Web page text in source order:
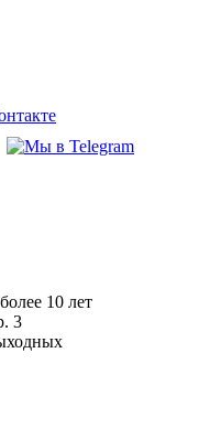
10 лет
3